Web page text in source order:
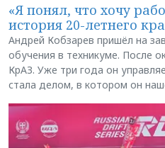
«Я понял, что хочу
история 20-летнего
Андрей Кобзарев пришёл на
обучения в техникуме. После
КрАЗ. Уже три года он
стала делом, в котором он